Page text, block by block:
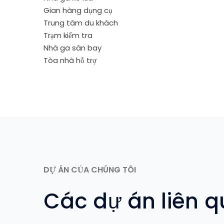
Gian hàng dụng cụ
Trung tâm du khách
Trạm kiểm tra
Nhà ga sân bay
Tòa nhà hỗ trợ
DỰ ÁN CỦA CHÚNG TÔI
Các dự án liên